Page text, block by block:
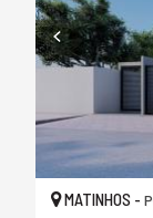
MATINHOS -